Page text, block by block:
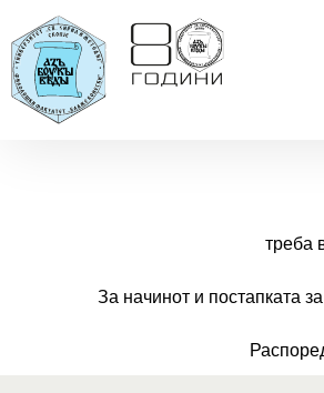
треба
За начинот и постапката